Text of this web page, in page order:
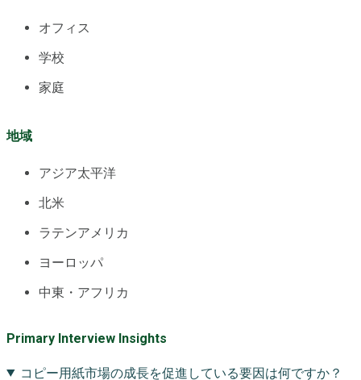
オフィス
学校
家庭
地域
アジア太平洋
北米
ラテンアメリカ
ヨーロッパ
中東・アフリカ
Primary Interview Insights
コピー用紙市場の成長を促進している要因は何ですか？